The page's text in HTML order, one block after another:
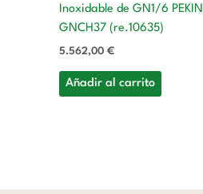
Inoxidable de GN1/6 PEKIN
GNCH37 (re.10635)
5.562,00 €
Añadir al carrito